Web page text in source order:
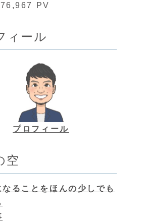
PV
ィール
プロフィール
空
ることをほんの少しでも